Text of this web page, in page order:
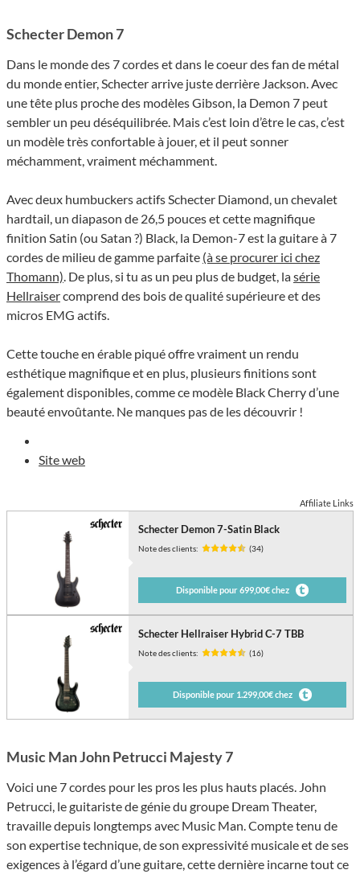
Schecter Demon 7
Dans le monde des 7 cordes et dans le coeur des fan de métal
du monde entier, Schecter arrive juste derrière Jackson. Avec
une tête plus proche des modèles Gibson, la Demon 7 peut
sembler un peu déséquilibrée. Mais c’est loin d’être le cas, c’est
un modèle très confortable à jouer, et il peut sonner
méchamment, vraiment méchamment.
Avec deux humbuckers actifs Schecter Diamond, un chevalet
hardtail, un diapason de 26,5 pouces et cette magnifique
finition Satin (ou Satan ?) Black, la Demon-7 est la guitare à 7
cordes de milieu de gamme parfaite (à se procurer ici chez
Thomann). De plus, si tu as un peu plus de budget, lasérie
Hellraisercomprend des bois de qualité supérieure et des
micros EMG actifs.
Cette touche en érable piqué offre vraiment un rendu
esthétique magnifique et en plus, plusieurs finitions sont
également disponibles, comme ce modèle Black Cherry d’une
beauté envoûtante. Ne manques pas de les découvrir !
Site web
Affiliate Links
Schecter Demon 7-Satin Black
Note des clients: (34)
Disponible pour 699,00€ chez
Schecter Hellraiser Hybrid C-7 TBB
Note des clients: (16)
Disponible pour 1.299,00€ chez
Music Man John Petrucci Majesty 7
Voici une 7 cordes pour les pros les plus hauts placés. John
Petrucci, le guitariste de génie du groupe Dream Theater,
travaille depuis longtemps avec Music Man. Compte tenu de
son expertise technique, de son expressivité musicale et de ses
exigences à l’égard d’une guitare, cette dernière incarne tout ce